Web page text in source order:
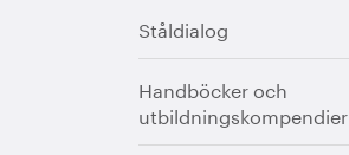
Ståldialog
Handböcker och
utbildningskompendier